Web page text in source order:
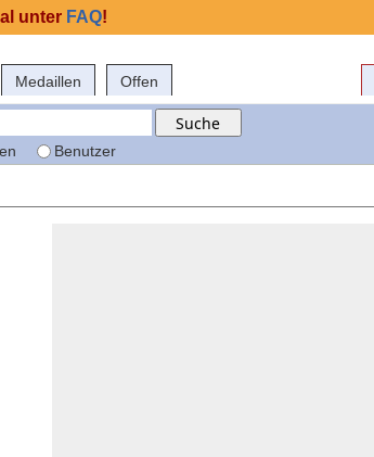
Medaillen Offen
Benutzer
unter FAQ!